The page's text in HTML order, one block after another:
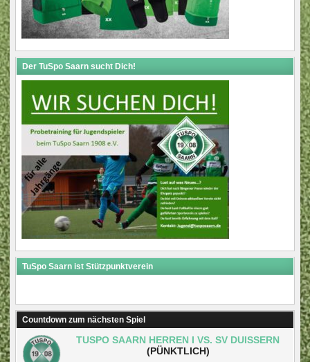
Der TuSpo Saarn sucht Dich!
TuSpo Saarn ist Stützpunktverein
Countdown zum nächsten Spiel
TUSPO SAARN HERREN I VS. SV DUISSERN
(PÜNKTLICH)